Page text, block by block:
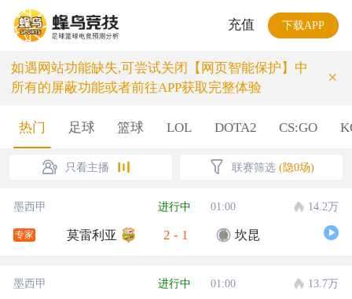
充值 下载APP
如遇网站功能缺失,可尝试关闭【网页智能保护】中
所有的屏蔽功能或者前往APP获取完整体验
×
热门 足球 篮球 LOL DOTA2 CS:GO
只看主播 联赛筛选 (隐0场)
墨西甲 进行中 01:00 14.2万
专家 莫雷利亚 2 - 1 坎昆
墨西甲 进行中 01:00 13.7万